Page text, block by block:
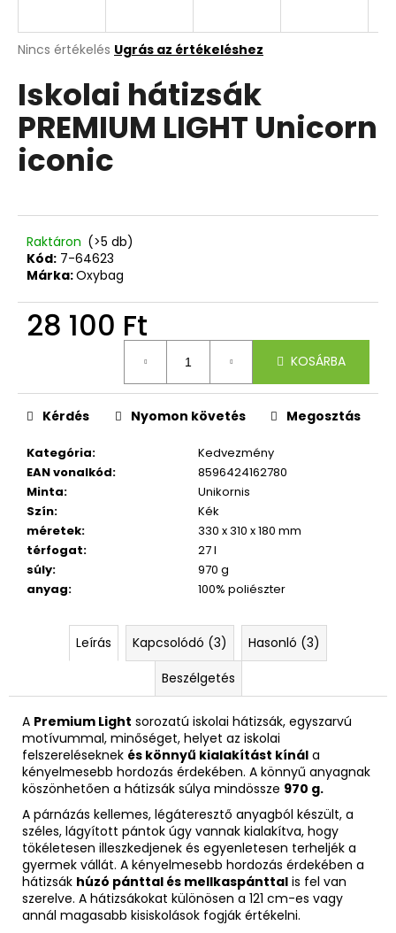
A
átlagos
értékelése
5-
ből
0,0
csillag.
Nincs értékelés Ugrás az értékeléshez
Iskolai hátizsák
PREMIUM LIGHT Unicorn
iconic
Raktáron (>5 db)
Kód: 7-64623
Márka:Oxybag
28 100 Ft
KOSÁRBA
Kategória:
Kedvezmény
EAN vonalkód:
8596424162780
Minta:
Unikornis
Szín:
Kék
méretek:
330 x 310 x 180 mm
térfogat:
27 l
súly:
970 g
anyag: 100% poliészter
Kérdés Nyomon követés Megosztás
Leírás Kapcsolódó (3)
Hasonló (3)
Beszélgetés
A Premium Light sorozatú iskolai hátizsák, egyszarvú
motívummal, minőséget, helyet az iskolai
felszereléseknek és könnyű kialakítást kínál a
kényelmesebb hordozás érdekében. A könnyű anyagnak
köszönhetően a hátizsák súlya mindössze 970 g.
A párnázás kellemes, légáteresztő anyagból készült, a
széles, lágyított pántok úgy vannak kialakítva, hogy
tökéletesen illeszkedjenek és egyenletesen terheljék a
gyermek vállát. A kényelmesebb hordozás érdekében a
hátizsák húzó pánttal és mellkaspánttal is fel van
szerelve. A hátizsákokat különösen a 121 cm-es vagy
annál magasabb kisiskolások fogják értékelni.
A
á
n
j
u
RÉSZES
SZETT
OXY
GO
FUNNY
BOY